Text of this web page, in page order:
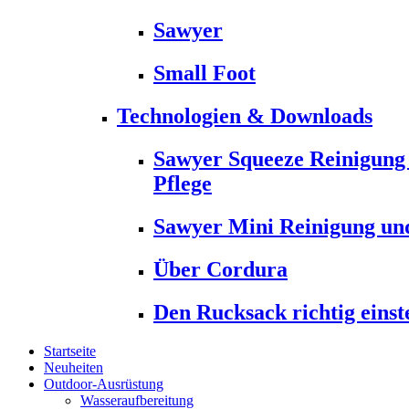
Sawyer
Small Foot
Technologien & Downloads
Sawyer Squeeze
Pflege
Sawyer Mini Reinigung
Über Cordura
Den Rucksack richtig
Startseite
Neuheiten
Outdoor-Ausrüstung
Wasseraufbereitung